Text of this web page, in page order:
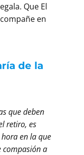
Que El
en
de la
que deben
retiro, es
en la que
compasión a